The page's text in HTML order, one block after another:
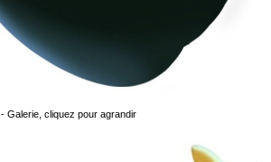
- Galerie, cliquez pour agrandir